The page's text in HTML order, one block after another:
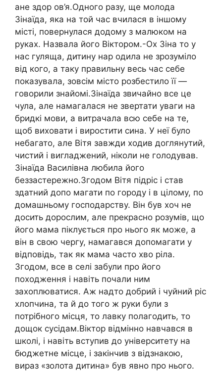
ане здор ов’я.Одного разу, ще молода
Зінаїда, яка на той час вчилася в іншому
місті, повернулася додому з малюком на
руках. Назвала його Віктором.-Ох Зіна то у
нас гуляща, дитину нар одила не зрозуміло
від кого, а таку правильну весь час себе
показувала, зовсім місто розбестило її —
говорили знайомі.Зінаїда звичайно все це
чула, але намагалася не звертати уваги на
бридкі мови, а витрачала всю себе на те,
щоб виховати і виростити сина. У неї було
небагато, але Вітя завжди ходив доглянутий,
чистий і вигладжений, ніколи не голодував.
Зінаїда Василівна любила його
беззастережно.Згодом Вітя підріс і став
здатний допо магати по городу і в цілому, по
домашньому господарству. Він був хоч не
досить дорослим, але прекрасно розумів, що
його мама піклується про нього як може, а
він в свою чергу, намагався допомагати у
відповідь, так як мама часто хво ріла.
Згодом, все в селі забули про його
походження і навіть почали ним
захоплюватися. Аж надто добрий і чуйний ріс
хлопчина, та й до того ж руки були з
потрібного місця, то лавку полагодить, то
дощок сусідам.Віктор відмінно навчався в
школі, і навіть вступив до університету на
бюджетне місце, і закінчив з відзнакою,
вираз «золота дитина» був явно про нього.